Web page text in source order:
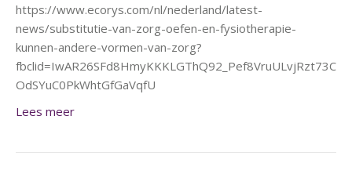
https://www.ecorys.com/nl/nederland/latest-
news/substitutie-van-zorg-oefen-en-fysiotherapie-
kunnen-andere-vormen-van-zorg?
fbclid=IwAR26SFd8HmyKKKLGThQ92_Pef8VruULvjRzt73C
OdSYuC0PkWhtGfGaVqfU
Lees meer